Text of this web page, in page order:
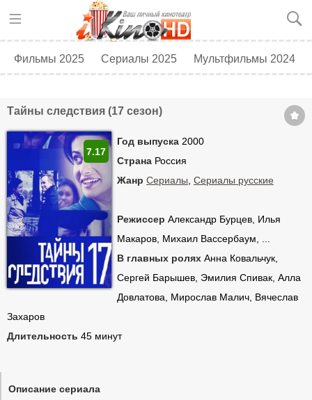
Фильмы 2025 Сериалы 2025 Мультфильмы 2024
Тайны следствия (17 сезон)
Год выпуска 2000
Страна Россия
Жанр Сериалы Сериалы русские
Режиссер Александр Бурцев, Илья
Макаров, Михаил Вассербаум, ...
В главных ролях Анна Ковальчук,
Сергей Барышев, Эмилия Спивак, Алла
Довлатова, Мирослав Малич, Вячеслав
Захаров
Длительность 45 минут
Описание сериала
7.17